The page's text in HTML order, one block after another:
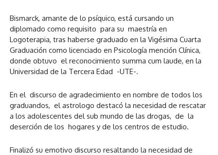
Bismarck, amante de lo psíquico, está cursando un
diplomado como requisito para su maestría en
Logoterapia, tras haberse graduado en la Vigésima Cuarta
Graduación como licenciado en Psicología mención Clínica,
donde obtuvo el reconocimiento summa cum laude, en la
Universidad de la Tercera Edad -UTE-.
En el discurso de agradecimiento en nombre de todos los
graduandos, el astrologo destacó la necesidad de rescatar
a los adolescentes del sub mundo de las drogas, de la
deserción de los hogares y de los centros de estudio.
Finalizó su emotivo discurso resaltando la necesidad de